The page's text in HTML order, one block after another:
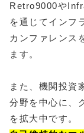
Retro9000や
を通じてインフ
カンファレンス
ます。
また、機関投資
分野を中心に、
を拡大中です。